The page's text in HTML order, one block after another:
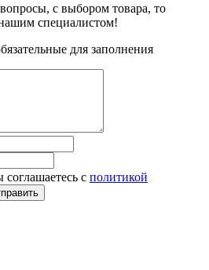
с выбором товара, то
специалистом!
для заполнения
с политикой